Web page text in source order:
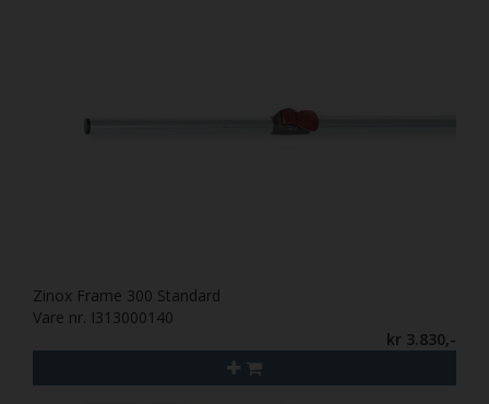
Zinox Frame 300 Standard
Vare nr. I313000140
kr 3.830,-